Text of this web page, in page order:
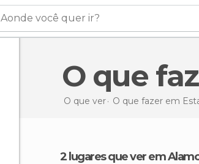
Aonde você quer ir?
O que
O que ver O que fazer em
2 lugares que ver em